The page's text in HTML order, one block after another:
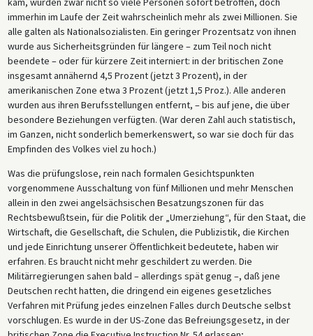
immerhin im Laufe der Zeit wahrscheinlich mehr als zwei Millionen. Sie
alle galten als Nationalsozialisten. Ein geringer Prozentsatz von ihnen
wurde aus Sicherheitsgründen für längere – zum Teil noch nicht
beendete – oder für kürzere Zeit interniert: in der britischen Zone
insgesamt annähernd 4,5 Prozent (jetzt 3 Prozent), in der
amerikanischen Zone etwa 3 Prozent (jetzt 1,5 Proz.). Alle anderen
wurden aus ihren Berufsstellungen entfernt, – bis auf jene, die über
besondere Beziehungen verfügten. (War deren Zahl auch statistisch,
im Ganzen, nicht sonderlich bemerkenswert, so war sie doch für das
Empfinden des Volkes viel zu hoch.)
Was die prüfungslose, rein nach formalen Gesichtspunkten
vorgenommene Ausschaltung von fünf Millionen und mehr Menschen
allein in den zwei angelsächsischen Besatzungszonen für das
Rechtsbewußtsein, für die Politik der „Umerziehung“, für den Staat, die
Wirtschaft, die Gesellschaft, die Schulen, die Publizistik, die Kirchen
und jede Einrichtung unserer Öffentlichkeit bedeutete, haben wir
erfahren. Es braucht nicht mehr geschildert zu werden. Die
Militärregierungen sahen bald – allerdings spät genug –, daß jene
Deutschen recht hatten, die dringend ein eigenes gesetzliches
Verfahren mit Prüfung jedes einzelnen Falles durch Deutsche selbst
vorschlugen. Es wurde in der US-Zone das Befreiungsgesetz, in der